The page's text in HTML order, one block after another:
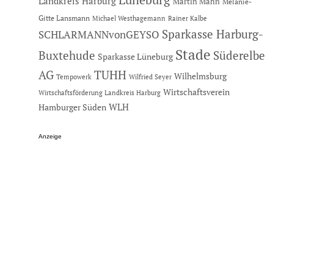
Gitte Lansmann Michael Westhagemann Rainer Kalbe
SCHLARMANNvonGEYSO Sparkasse Harburg-
Buxtehude Sparkasse Lüneburg Stade Süderelbe
AG Tempowerk TUHH Wilfried Seyer Wilhelmsburg
Wirtschaftsförderung Landkreis Harburg Wirtschaftsverein
Hamburger Süden WLH
Anzeige